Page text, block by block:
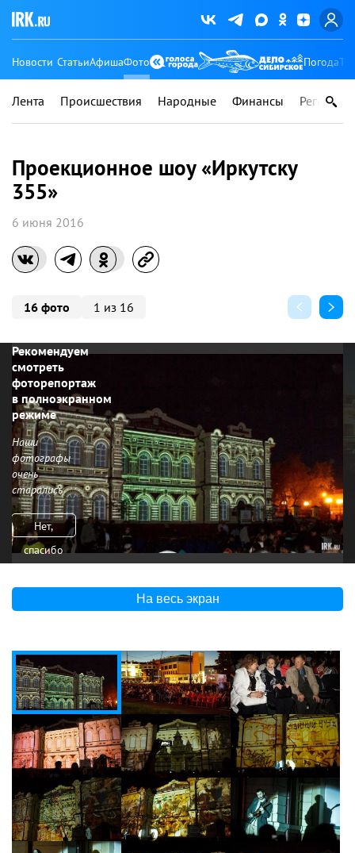
Новости СтатьиАфишаФото Погода
Лента Происшествия Народные Финансы Регионы
Проекционное шоу «Иркутску
355»
6 июня 2016
16 фото 1 из 16
Рекомендуем
смотреть
фоторепортаж
в полноэкранном
режиме
Наши
фотографы
очень
старались
Нет,
спасибо
На весь экран